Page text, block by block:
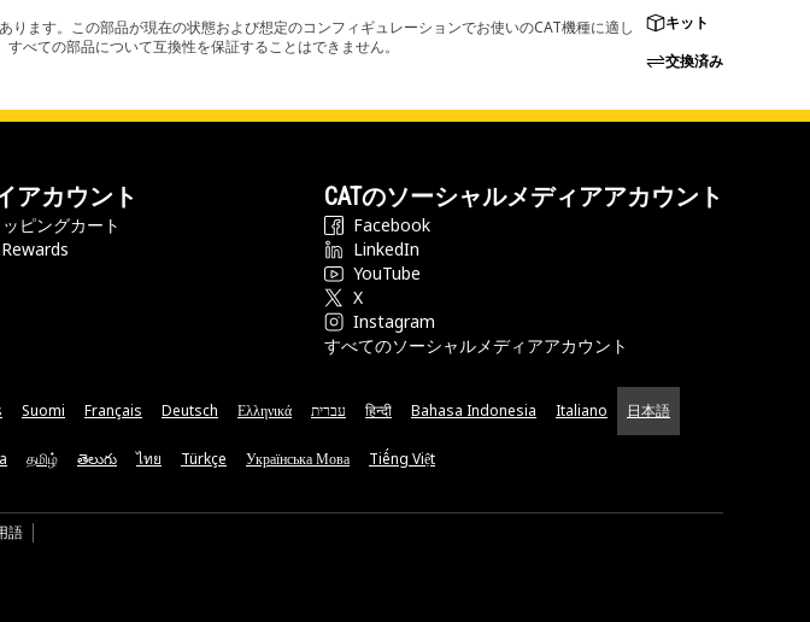
ます。この部品が現在の状態および想定のコンフィギュレーションでお使いのCAT機種に適し
べての部品について互換性を保証することはできません。
キット
交換済み
アカウント
ピングカート
CATのソーシャルメディアアカウント
Facebook
LinkedIn
YouTube
X
Instagram
すべてのソーシャルメディアアカウント
Suomi Français Deutsch Ελληνικά עברית हिन्दी Bahasa Indonesia Italiano 日本語
தமிழ் తెలుగు ไทย Türkçe Українська Мова Tiếng Việt
語